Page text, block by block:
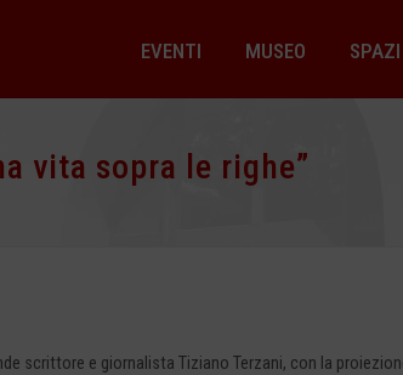
EVENTI MUSEO
vita sopra le righe”
scrittore e giornalista Tiziano Terzani, con la